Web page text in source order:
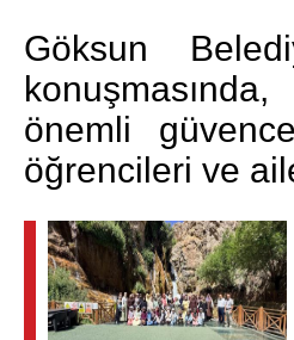
Göksun
önemli
öğrencileri ve